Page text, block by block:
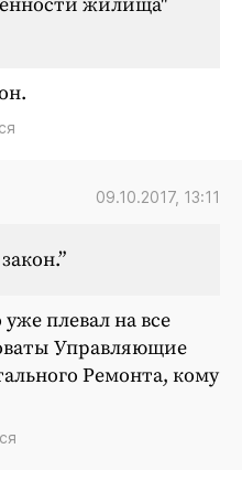
09.10.2017, 13:11
плевал на все
Управляющие
Ремонта, кому